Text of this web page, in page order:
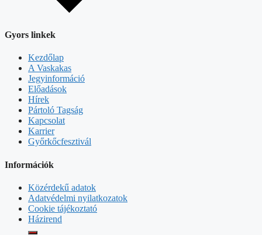
Gyors linkek
Kezdőlap
A Vaskakas
Jegyinformáció
Előadások
Hírek
Pártoló Tagság
Kapcsolat
Karrier
Győrkőcfesztivál
Információk
Közérdekű adatok
Adatvédelmi nyilatkozatok
Cookie tájékoztató
Házirend